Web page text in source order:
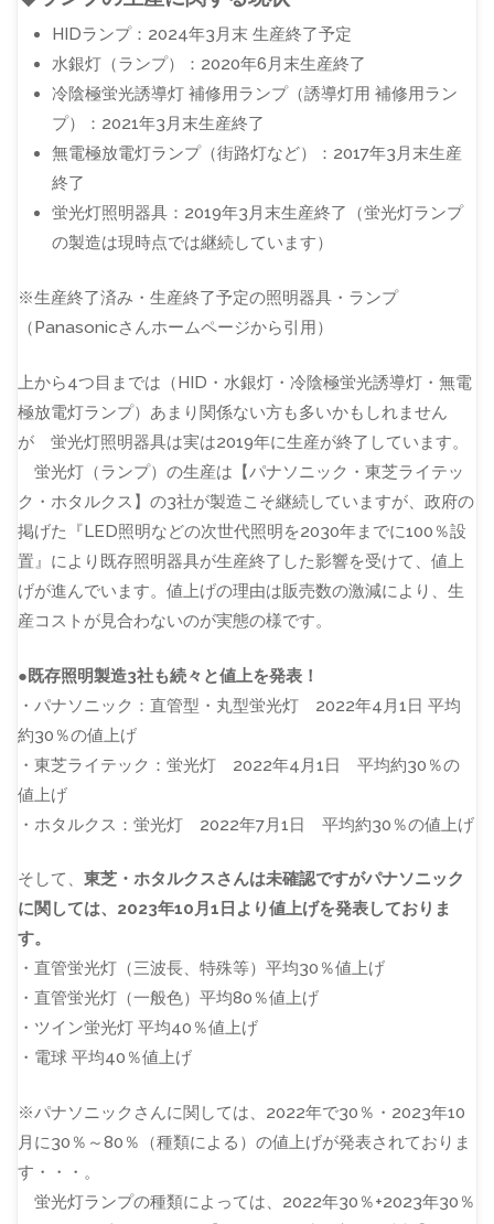
HIDランプ：2024年3月末 生産終了予定
水銀灯（ランプ）：2020年6月末生産終了
冷陰極蛍光誘導灯 補修用ランプ（誘導灯用 補修用ラン
プ）：2021年3月末生産終了
無電極放電灯ランプ（街路灯など）：2017年3月末生産
終了
蛍光灯照明器具：2019年3月末生産終了（蛍光灯ランプ
の製造は現時点では継続しています）
※生産終了済み・生産終了予定の照明器具・ランプ
（Panasonicさんホームページから引用）
上から4つ目までは（HID・水銀灯・冷陰極蛍光誘導灯・無電
極放電灯ランプ）あまり関係ない方も多いかもしれません
が 蛍光灯照明器具は実は2019年に生産が終了しています。
蛍光灯（ランプ）の生産は【パナソニック・東芝ライテッ
ク・ホタルクス】の3社が製造こそ継続していますが、政府の
掲げた『LED照明などの次世代照明を2030年までに100％設
置』により既存照明器具が生産終了した影響を受けて、値上
げが進んでいます。値上げの理由は販売数の激減により、生
産コストが見合わないのが実態の様です。
●既存照明製造3社も続々と値上を発表！
・パナソニック：直管型・丸型蛍光灯 2022年4月1日 平均
約30％の値上げ
・東芝ライテック：蛍光灯 2022年4月1日 平均約30％の
値上げ
・ホタルクス：蛍光灯 2022年7月1日 平均約30％の値上げ
そして、東芝・ホタルクスさんは未確認ですがパナソニック
に関しては、2023年10月1日より値上げを発表しておりま
す。
・直管蛍光灯（三波長、特殊等）平均30％値上げ
・直管蛍光灯（一般色）平均80％値上げ
・ツイン蛍光灯 平均40％値上げ
・電球 平均40％値上げ
※パナソニックさんに関しては、2022年で30％・2023年10
月に30％～80％（種類による）の値上げが発表されておりま
す・・・。
蛍光灯ランプの種類によっては、2022年30％+2023年30％